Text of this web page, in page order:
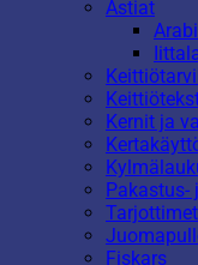
Astiat
Kernit ja
Pakastus-
Fiskars